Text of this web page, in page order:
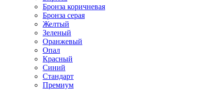
Бронза коричневая
Бронза серая
Желтый
Зеленый
Оранжевый
Опал
Красный
Синий
Стандарт
Премиум